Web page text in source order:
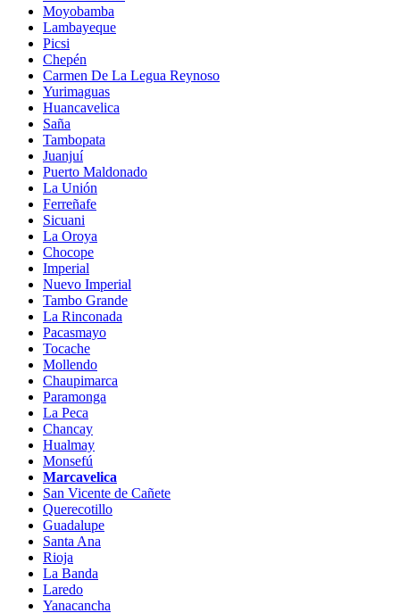
Moyobamba
Lambayeque
Picsi
Chepén
Carmen De La Legua Reynoso
Yurimaguas
Huancavelica
Saña
Tambopata
Juanjuí
Puerto Maldonado
La Unión
Ferreñafe
Sicuani
La Oroya
Chocope
Imperial
Nuevo Imperial
Tambo Grande
La Rinconada
Pacasmayo
Tocache
Mollendo
Chaupimarca
Paramonga
La Peca
Chancay
Hualmay
Monsefú
Marcavelica
San Vicente de Cañete
Querecotillo
Guadalupe
Santa Ana
Rioja
La Banda
Laredo
Yanacancha